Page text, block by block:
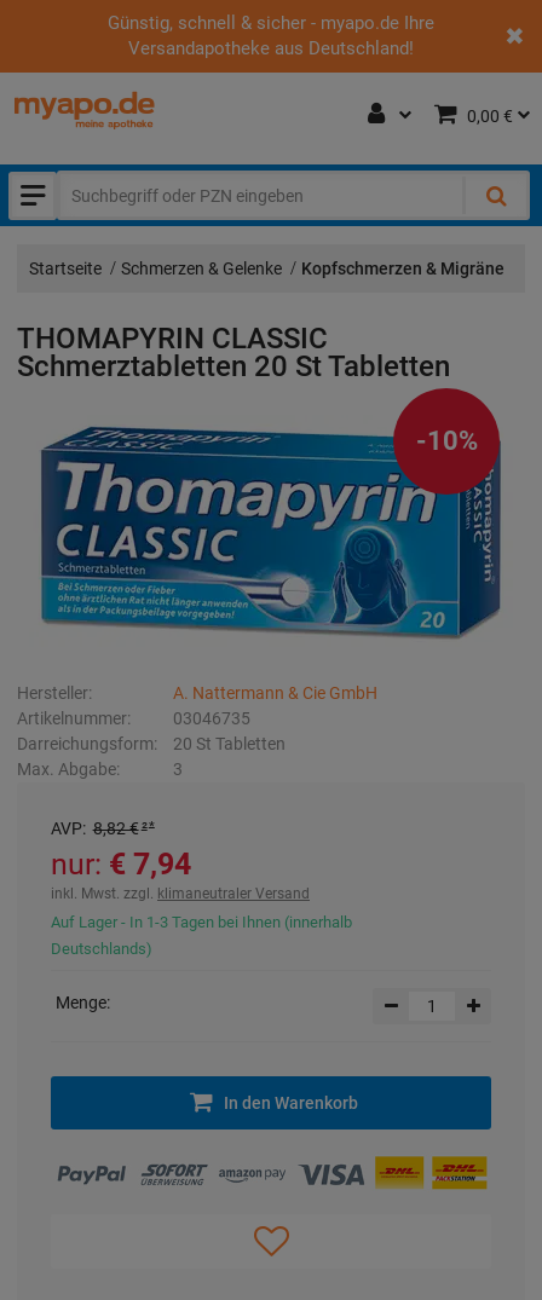
Günstig, schnell & sicher - myapo.de Ihre
Versandapotheke aus Deutschland!
0,00 €
Startseite Schmerzen & Gelenke Kopfschmerzen & Migräne
THOMAPYRIN CLASSIC
Schmerztabletten 20 StTabletten
-10%
Hersteller:
A. Nattermann & Cie GmbH
Artikelnummer:
03046735
Darreichungsform:
20 St Tabletten
Max. Abgabe:
3
AVP: 8,82 €²
nur: 7,94 €
inkl. Mwst. zzgl. klimaneutraler Versand
Auf Lager - In 1-3 Tagen bei Ihnen (innerhalb
Deutschlands)
Menge:
In den Warenkorb